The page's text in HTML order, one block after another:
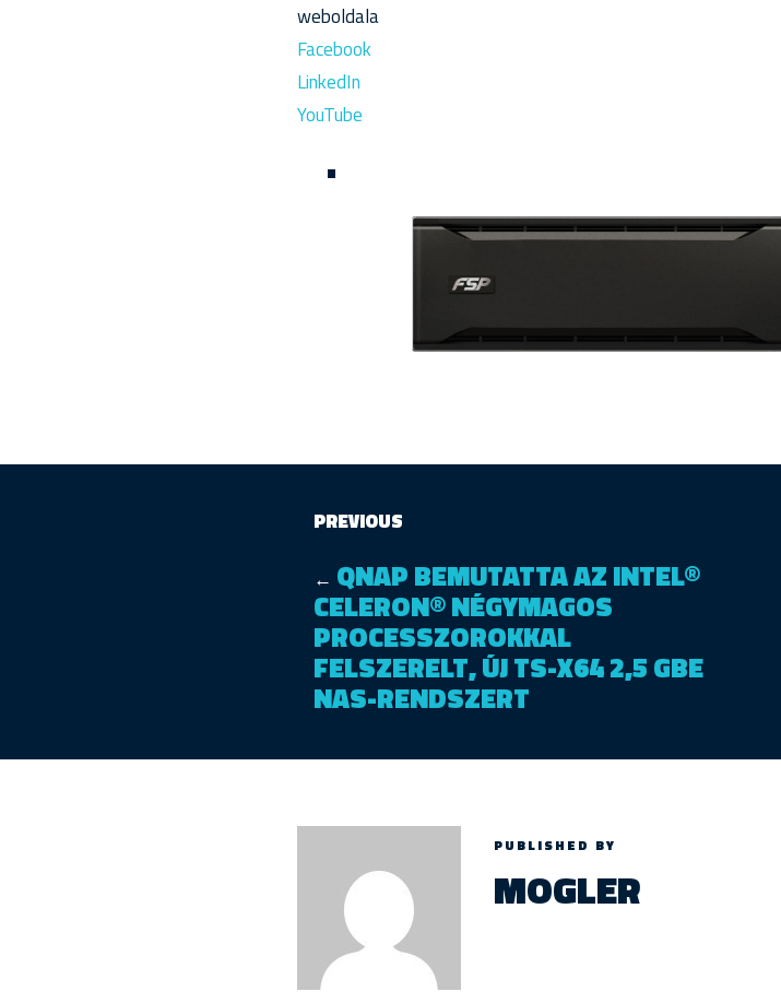
weboldala
Facebook
LinkedIn
YouTube
PREVIOUS
← QNAP BEMUTATTA AZ INTEL®
CELERON® NÉGYMAGOS
PROCESSZOROKKAL
FELSZERELT, ÚJ TS-X64 2,5 GBE
NAS-RENDSZERT
PUBLISHED BY
MOGLER